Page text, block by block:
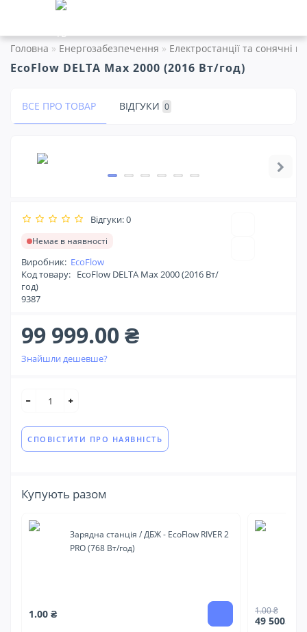
Головна Енергозабезпечення Електростанції та сонячні
EcoFlow DELTA Max 2000 (2016 Вт/год)
ВСЕ ПРО ТОВАР ВІДГУКИ 0
Відгуки: 0
Немає в наявності
Виробник: EcoFlow
Код товару: EcoFlow DELTA Max 2000 (2016 Вт/
год)
9387
99 999.00 ₴
Знайшли дешевше?
СПОВІСТИТИ ПРО НАЯВНІСТЬ
Купують разом
Зарядна станція / ДБЖ - EcoFlow RIVER 2
PRO (768 Вт/год)
1.00 ₴ 1.00 ₴
49 500.00 ₴